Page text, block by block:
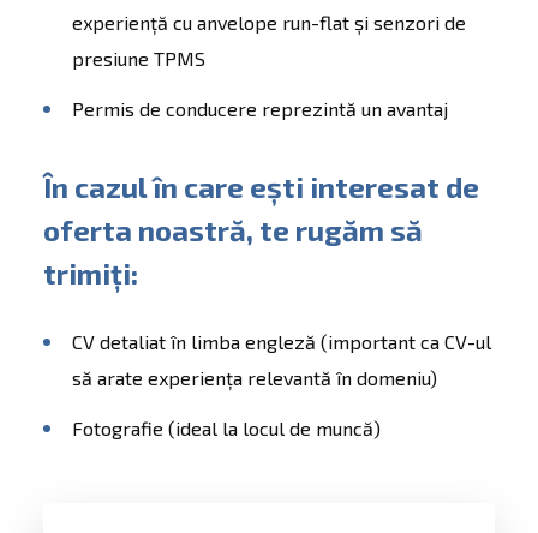
experiență cu anvelope run-flat și senzori de
presiune TPMS
Permis de conducere reprezintă un avantaj
În cazul în care ești interesat de
oferta noastră, te rugăm să
trimiți:
CV detaliat în limba engleză (important ca CV-ul
să arate experiența relevantă în domeniu)
Fotografie (ideal la locul de muncă)